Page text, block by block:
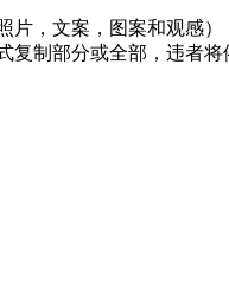
片，文案，图案和观感
复制部分或全部，违者